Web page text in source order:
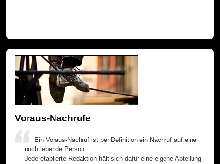
Voraus-Nachrufe
Ein Voraus-Nachruf ist per Definition ein Nachruf auf eine
noch lebende Person.
Jede etablierte Redaktion hält sich dafür eine eigene Abteilung